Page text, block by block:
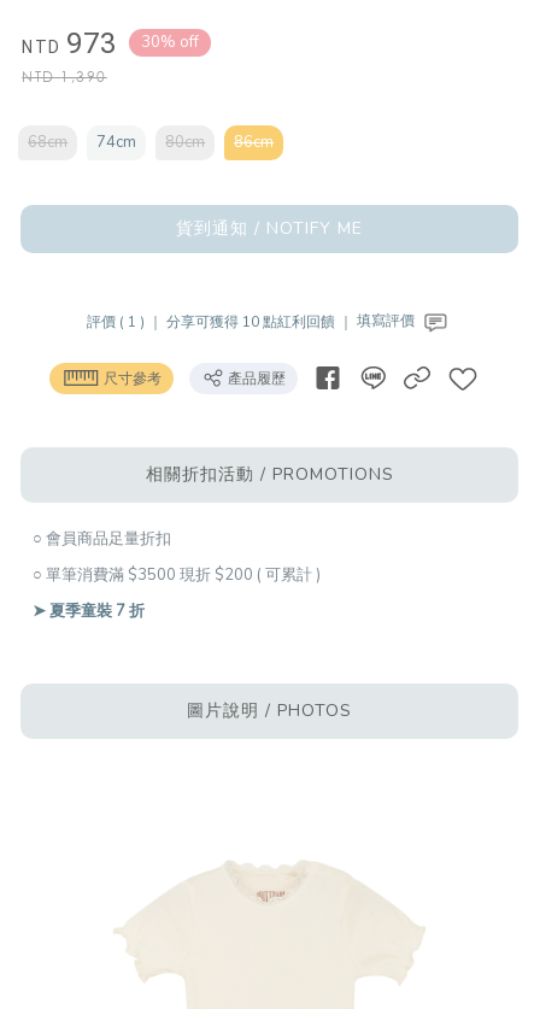
NTD 973
NTD1,390
30% off
68cm 74cm 80cm 86cm
貨到通知 / NOTIFY ME
評價 ( 1 ) ｜分享可獲得 10 點紅利回饋 ｜填寫評價
尺寸參考 產品履歷
相關折扣活動 / PROMOTIONS
○ 會員商品足量折扣
○ 單筆消費滿 $3500 現折 $200 ( 可累計 )
➤ 夏季童裝 7 折
圖片說明 / PHOTOS